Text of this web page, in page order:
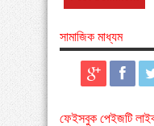
সামাজিক মাধ্যম
ফেইসবুক পেইজটি